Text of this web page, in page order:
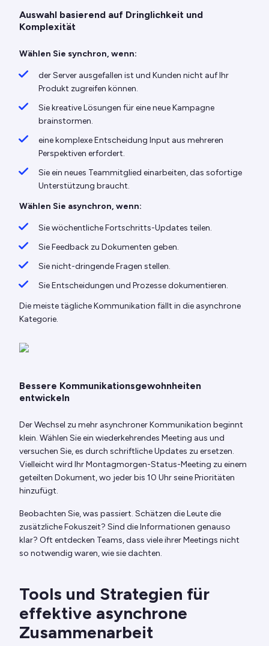
Auswahl basierend auf Dringlichkeit und
Komplexität
Wählen Sie synchron, wenn:
der Server ausgefallen ist und Kunden nicht auf Ihr
Produkt zugreifen können.
Sie kreative Lösungen für eine neue Kampagne
brainstormen.
eine komplexe Entscheidung Input aus mehreren
Perspektiven erfordert.
Sie ein neues Teammitglied einarbeiten, das sofortige
Unterstützung braucht.
Wählen Sie asynchron, wenn:
Sie wöchentliche Fortschritts-Updates teilen.
Sie Feedback zu Dokumenten geben.
Sie nicht-dringende Fragen stellen.
Sie Entscheidungen und Prozesse dokumentieren.
Die meiste tägliche Kommunikation fällt in die asynchrone
Kategorie.
Bessere Kommunikationsgewohnheiten
entwickeln
Der Wechsel zu mehr asynchroner Kommunikation beginnt
klein. Wählen Sie ein wiederkehrendes Meeting aus und
versuchen Sie, es durch schriftliche Updates zu ersetzen.
Vielleicht wird Ihr Montagmorgen-Status-Meeting zu einem
geteilten Dokument, wo jeder bis 10 Uhr seine Prioritäten
hinzufügt.
Beobachten Sie, was passiert. Schätzen die Leute die
zusätzliche Fokuszeit? Sind die Informationen genauso
klar? Oft entdecken Teams, dass viele ihrer Meetings nicht
so notwendig waren, wie sie dachten.
Tools und Strategien für
effektive asynchrone
Zusammenarbeit